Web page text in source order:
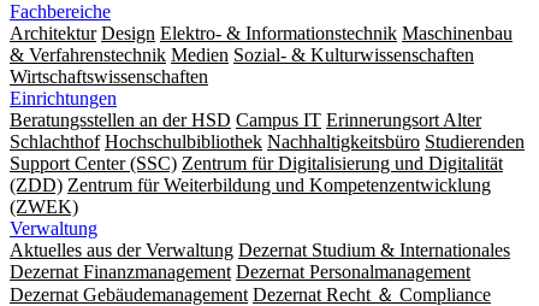
Fachbereiche
Architektur Design Elektro- & Informationstechnik Maschinenbau
& Verfahrenstechnik Medien Sozial- & Kulturwissenschaften
Wirtschaftswissenschaften
Einrichtungen
Beratungsstellen an der HSD Campus IT Erinnerungsort Alter
Schlachthof Hochschulbibliothek Nachhaltigkeitsbüro Studierenden
Support Center (SSC) Zentrum für Digitalisierung und Digitalität
(ZDD) Zentrum für Weiterbildung und Kompetenzentwicklung
(ZWEK)
Verwaltung
Aktuelles aus der Verwaltung Dezernat Studium & Internationales
Dezernat Finanzmanagement Dezernat Personalmanagement
Dezernat Gebäudemanagement Dezernat Recht ＆ Compliance